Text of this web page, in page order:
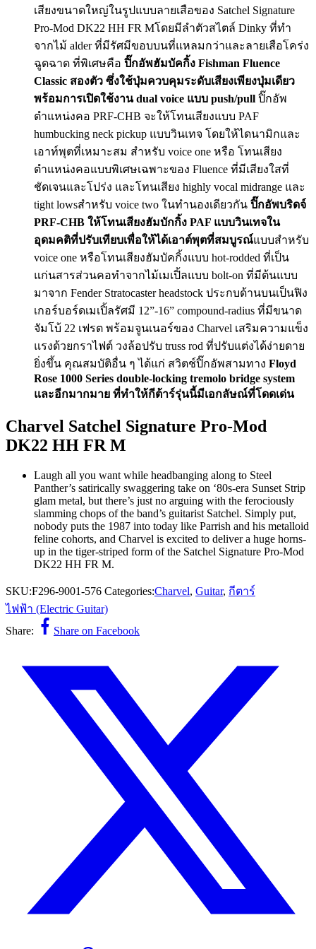
เสียงขนาดใหญ่ในรูปแบบลายเสือของ Satchel Signature
Pro-Mod DK22 HH FR Mโดยมีลำตัวสไตล์ Dinky ที่ทำ
จากไม้ alder ที่มีรัศมีขอบบนที่แหลมกว่าและลายเสือโคร่ง
ฉูดฉาด ที่พิเศษคือ ปิ๊กอัพฮัมบัคกิ้ง Fishman Fluence
Classic สองตัว ซึ่งใช้ปุ่มควบคุมระดับเสียงเพียงปุ่มเดียว
พร้อมการเปิดใช้งาน dual voice แบบ push/pull ปิ๊กอัพ
ตำแหน่งคอ PRF-CHB จะให้โทนเสียงแบบ PAF
humbucking neck pickup แบบวินเทจ โดยให้ไดนามิกและ
เอาท์พุตที่เหมาะสม สำหรับ voice one หรือ โทนเสียง
ตำแหน่งคอแบบพิเศษเฉพาะของ Fluence ที่มีเสียงใสที่
ชัดเจนและโปร่ง และโทนเสียง highly vocal midrange และ
tight lowsสำหรับ voice two ในทำนองเดียวกัน ปิ๊กอัพบริดจ์
PRF-CHB ให้โทนเสียงฮัมบักกิ้ง PAF แบบวินเทจใน
อุดมคติที่ปรับเทียบเพื่อให้ได้เอาต์พุตที่สมบูรณ์แบบสำหรับ
voice one หรือโทนเสียงฮัมบัคกิ้งแบบ hot-rodded ที่เป็น
แก่นสารส่วนคอทำจากไม้เมเปิ้ลแบบ bolt-on ที่มีต้นแบบ
มาจาก Fender Stratocaster headstock ประกบด้านบนเป็นฟิง
เกอร์บอร์ดเมเปิ้ลรัศมี 12”-16” compound-radius ที่มีขนาด
จัมโบ้ 22 เฟรต พร้อมจูนเนอร์ของ Charvel เสริมความแข็ง
แรงด้วยกราไฟต์ วงล้อปรับ truss rod ที่ปรับแต่งได้ง่ายดาย
ยิ่งขึ้น คุณสมบัติอื่น ๆ ได้แก่ สวิตช์ปิ๊กอัพสามทาง Floyd
Rose 1000 Series double-locking tremolo bridge system
และอีกมากมาย ที่ทำให้กีต้าร์รุ่นนี้มีเอกลัษณ์ที่โดดเด่น
Charvel Satchel Signature Pro-Mod
DK22 HH FR M
Laugh all you want while headbanging along to Steel
Panther’s satirically swaggering take on ‘80s-era Sunset Strip
glam metal, but there’s just no arguing with the ferociously
slamming chops of the band’s guitarist Satchel. Simply put,
nobody puts the 1987 into today like Parrish and his metalloid
feline cohorts, and Charvel is excited to deliver a huge horns-
up in the tiger-striped form of the Satchel Signature Pro-Mod
DK22 HH FR M.
SKU:F296-9001-576 Categories:Charvel, Guitar, กีตาร์
ไฟฟ้า (Electric Guitar)
Share:
Share on Facebook